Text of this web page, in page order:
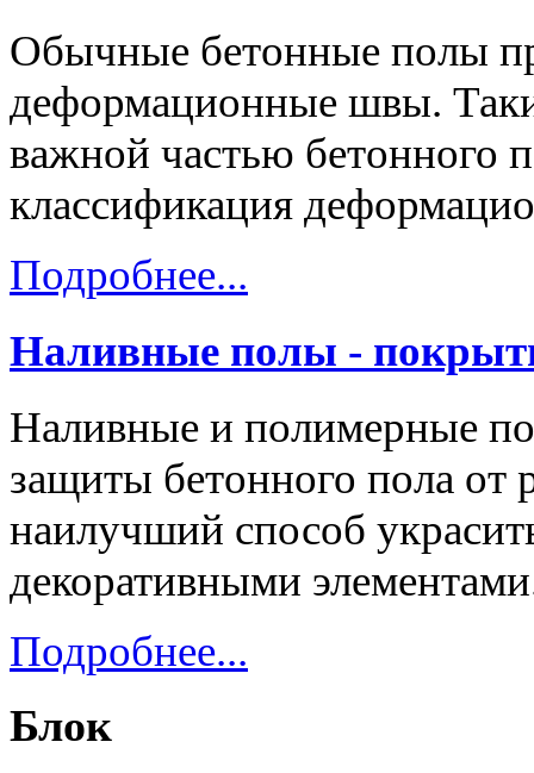
Обычные бетонные полы
деформационные швы.
важной частью бетонного
классификация
Подробнее...
Наливные полы -
Наливные и полимерные
защиты бетонного пола от
наилучший способ
декоративными
Подробнее...
Блок